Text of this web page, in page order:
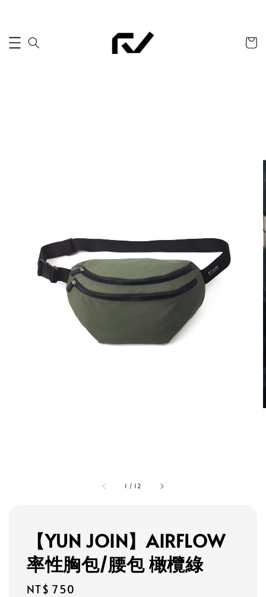
1 / 12
【YUN JOIN】AIRFLOW
率性胸包/腰包 橄欖綠
Regular
NT$ 750